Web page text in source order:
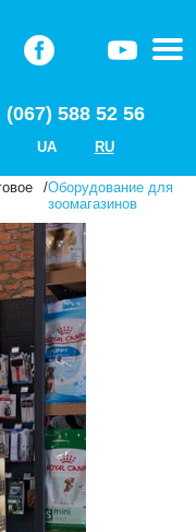
(067) 588 52 56
UA RU
/Оборудование для
зоомагазинов